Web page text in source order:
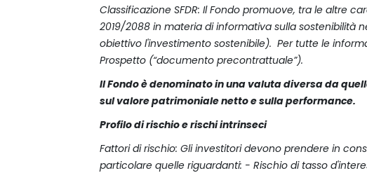
Classificazione SFDR: Il Fondo promuove, tra le altre
2019/2088 in materia di informativa sulla sostenibilità
obiettivo l'investimento sostenibile). Per tutte le
Prospetto (“documento precontrattuale”).
Il Fondo è denominato in una valuta diversa da
sul valore patrimoniale netto e sulla performance.
Profilo di rischio e rischi intrinseci
Fattori di rischio: Gli investitori devono prendere in
particolare quelle riguardanti: - Rischio di tasso